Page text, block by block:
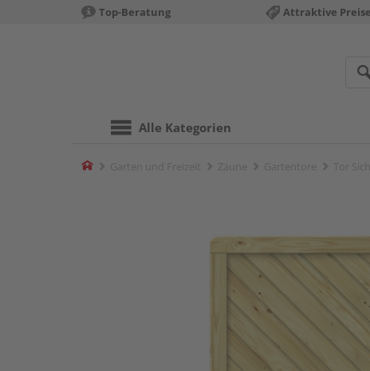
Top-Beratung Attraktive Preise
Alle Kategorien
Home